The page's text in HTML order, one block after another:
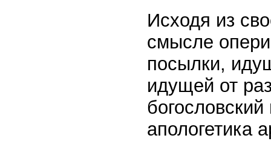
Исходя из
смысле
посылки,
идущей от
апологетика